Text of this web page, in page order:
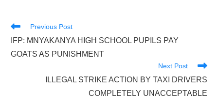
Read
articles
Previous Post
IFP: MNYAKANYA HIGH SCHOOL PUPILS PAY
GOATS AS PUNISHMENT
Next Post
ILLEGAL STRIKE ACTION BY TAXI DRIVERS
COMPLETELY UNACCEPTABLE